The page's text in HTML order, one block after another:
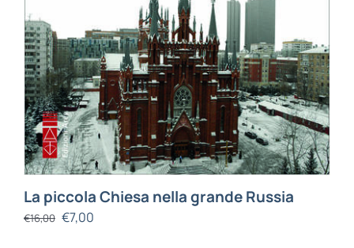
La piccola Chiesa nella grande Russia
€16,00 €7,00